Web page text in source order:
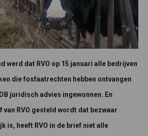
werd dat RVO op 15 januari alle bedrijven
die fosfaatrechten hebben ontvangen
juridisch advies ingewonnen. En
van RVO gesteld wordt dat bezwaar
is, heeft RVO in de brief niet alle